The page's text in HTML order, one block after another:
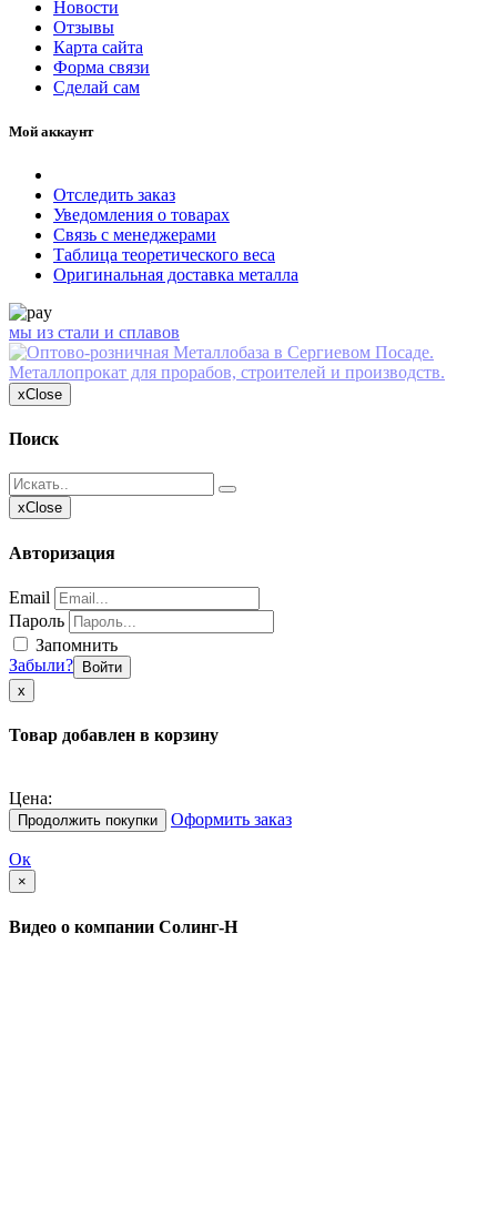
Новости
Отзывы
Карта сайта
Форма связи
Сделай сам
Мой аккаунт
Отследить заказ
Уведомления о товарах
Связь с менеджерами
Таблица теоретического веса
Оригинальная доставка металла
мы из стали и сплавов
xClose
Поиск
xClose
Авторизация
Email
Пароль
Запомнить
Забыли?
Войти
х
Товар добавлен в корзину
Цена:
Продолжить покупки Оформить заказ
Ок
×
Видео о компании Солинг-Н